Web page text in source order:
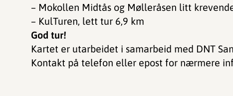
– Mokollen Midtås og Mølleråsen litt
– KulTuren, lett tur 6,9 km
God tur!
Kartet er utarbeidet i samarbeid med DNT
Kontakt på telefon eller epost for nærmere